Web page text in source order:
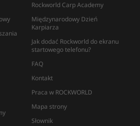
Rockworld Carp Academy
Międzynarodowy Dzień
Karpiarza
Jak dodać Rockworld do ekranu
startowego telefonu?
FAQ
Kontakt
Praca w ROCKWORLD
Mapa strony
Słownik